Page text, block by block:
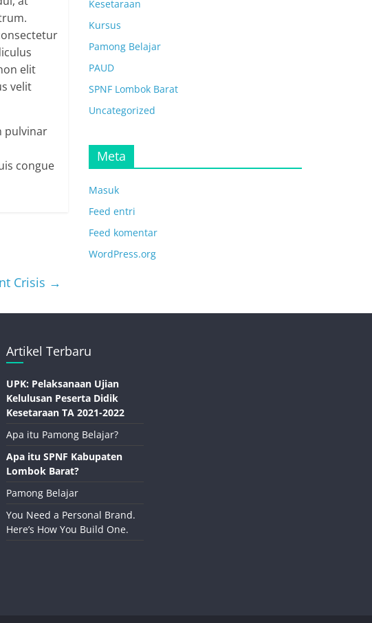
elit
velit
pulvinar
congue
Crisis →
Kesetaraan
Kursus
Pamong Belajar
PAUD
SPNF Lombok Barat
Uncategorized
Meta
Masuk
Feed entri
Feed komentar
WordPress.org
Artikel Terbaru
UPK: Pelaksanaan Ujian
Kelulusan Peserta Didik
Kesetaraan TA 2021-2022
Apa itu Pamong Belajar?
Apa itu SPNF Kabupaten
Lombok Barat?
Pamong Belajar
You Need a Personal Brand.
Here’s How You Build One.